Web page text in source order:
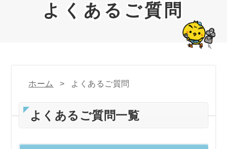
よくあるご質問
ホーム よくあるご質問
よくあるご質問一覧